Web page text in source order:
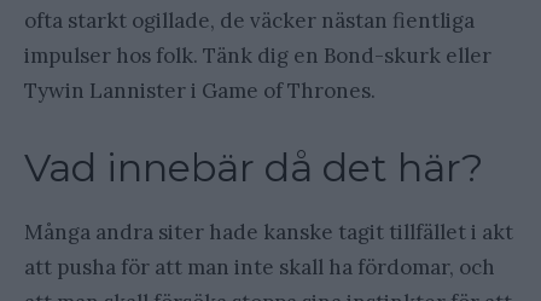
ofta starkt ogillade, de väcker nästan fientliga
impulser hos folk. Tänk dig en Bond-skurk eller
Tywin Lannister i Game of Thrones.
Vad innebär då det här?
Många andra siter hade kanske tagit tillfället i akt
att pusha för att man inte skall ha fördomar, och